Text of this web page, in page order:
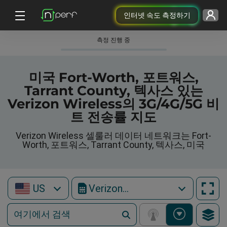
인터넷 속도 측정하기
측정 진행 중
미국 Fort-Worth, 포트워스,
Tarrant County, 텍사스 있는
Verizon Wireless의 3G/4G/5G 비
트 전송률 지도
Verizon Wireless 셀룰러 데이터 네트워크는 Fort-
Worth, 포트워스, Tarrant County, 텍사스, 미국
US Verizon Wireless